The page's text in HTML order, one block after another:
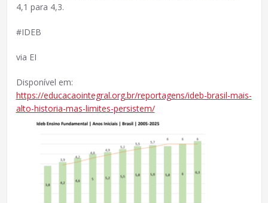
4,1 para 4,3.
#IDEB
via EI
Disponível em:
https://educacaointegral.org.br/reportagens/ideb-brasil-mais-
alto-historia-mas-limites-persistem/